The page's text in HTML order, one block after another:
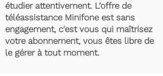
étudier attentivement. L’offre de
téléassistance Minifone est sans
engagement, c'est vous qui maîtrisez
votre abonnement, vous êtes libre de
le gérer à tout moment.